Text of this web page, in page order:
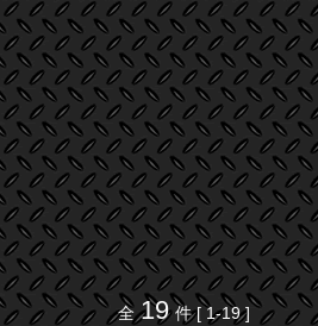
全 19 件 [ 1-19 ]